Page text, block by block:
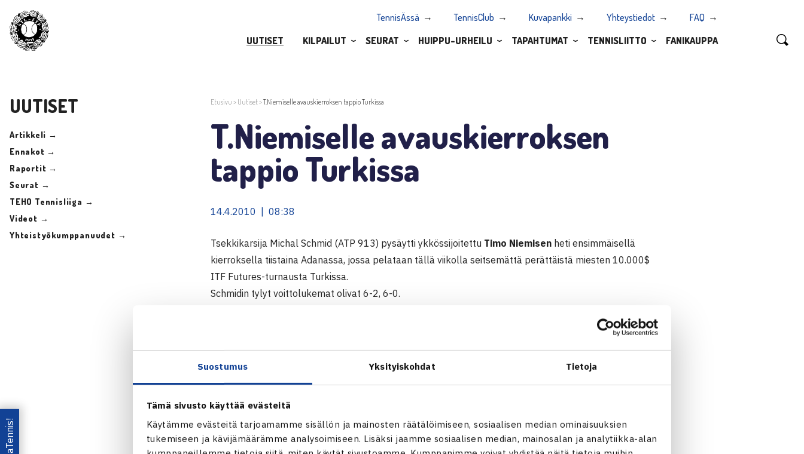
Suostumus Yksityiskohdat Tietoja
Tämä sivusto käyttää evästeitä
Käytämme evästeitä tarjoamamme sisällön ja mainosten räätälöimiseen, sosiaalisen median ominaisuuksien
tukemiseen ja kävijämäärämme analysoimiseen. Lisäksi jaamme sosiaalisen median, mainosalan ja analytiikka-alan
TennisÄssä TennisClub Kuvapankki Yhteystiedot
FAQ
UUTISET
KILPAILUT SEURAT HUIPPU-URHEILU TAPAHTUMAT TENNISLIITTO FANIKAUPPA
UUTISET
Artikkeli →
Ennakot →
Raportit →
Seurat →
TEHO Tennisliiga →
Videot →
Yhteistyökumppanuudet →
Etusivu > Uutiset>T.Niemiselle avauskierroksen tappio Turkissa
T.Niemiselle avauskierroksen
tappio Turkissa
14.4.2010 | 08:38
Tsekkikarsija Michal Schmid (ATP 913) pysäytti ykkössijoitettu Timo Niemisen heti ensimmäisellä
kierroksella tiistaina Adanassa, jossa pelataan tällä viikolla seitsemättä perättäistä miesten 10.000$
ITF Futures-turnausta Turkissa.
Schmidin tylyt voittolukemat olivat 6-2, 6-0.
1.kierrosta: Michal Schmid Tsekki (karsija) – Timo Nieminen (1.) 62 60
Miesten ITF Futures-turnaus Antalyassa